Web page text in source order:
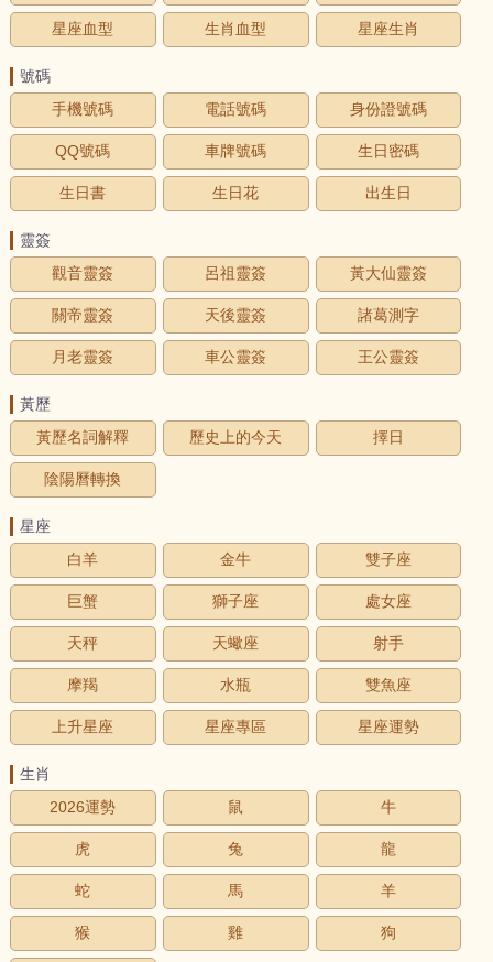
星座血型 生肖血型 星座生肖
號碼
手機號碼
電話號碼 身份證號碼
QQ號碼 車牌號碼 生日密碼
生日書 生日花 出生日
靈簽
觀音靈簽
呂祖靈簽 黃大仙靈簽
關帝靈簽 天後靈簽 諸葛測字
月老靈簽 車公靈簽 王公靈簽
黃歷
黃歷名詞解釋
歷史上的今天 擇日
陰陽曆轉換
星座
白羊
金牛 雙子座
巨蟹 獅子座 處女座
天秤 天蠍座 射手
摩羯 水瓶 雙魚座
上升星座 星座專區 星座運勢
生肖
2026運勢
鼠 牛
虎 兔 龍
蛇 馬 羊
猴 雞 狗